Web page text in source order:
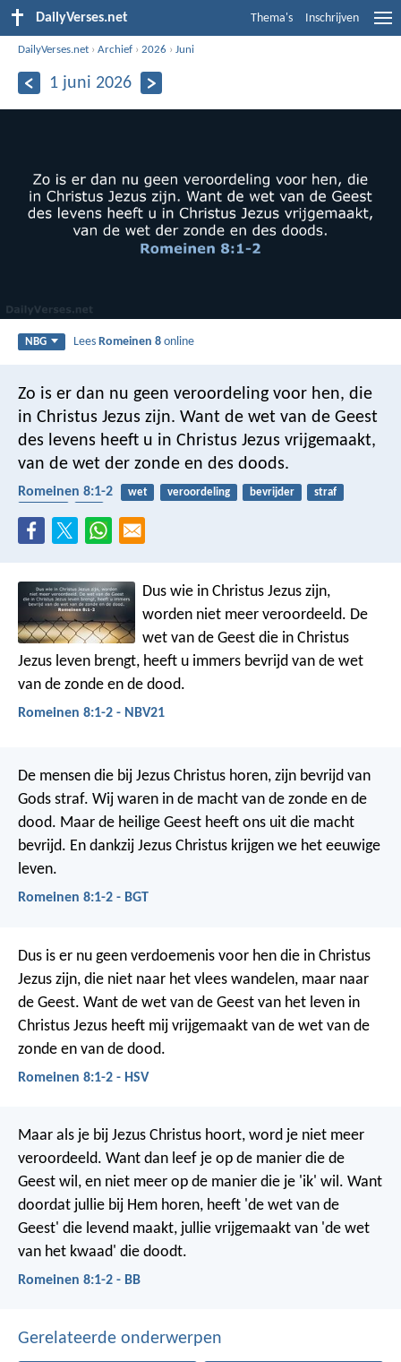
DailyVerses.net Thema's Inschrijven
DailyVerses.net ›Archief ›2026 ›Juni
1 juni 2026
NBG LeesRomeinen 8 online
Zo is er dan nu geen veroordeling voor hen, die
in Christus Jezus zijn. Want de wet van de Geest
des levens heeft u in Christus Jezus vrijgemaakt,
van de wet der zonde en des doods.
Romeinen 8:1-2 wet veroordeling bevrijder
straf
Dus wie in Christus Jezus zijn,
worden niet meer veroordeeld. De
wet van de Geest die in Christus
Jezus leven brengt, heeft u immers bevrijd van de wet
van de zonde en de dood.
Romeinen 8:1-2 - NBV21
De mensen die bij Jezus Christus horen, zijn bevrijd van
Gods straf. Wij waren in de macht van de zonde en de
dood. Maar de heilige Geest heeft ons uit die macht
bevrijd. En dankzij Jezus Christus krijgen we het eeuwige
leven.
Romeinen 8:1-2 - BGT
Dus is er nu geen verdoemenis voor hen die in Christus
Jezus zijn, die niet naar het vlees wandelen, maar naar
de Geest. Want de wet van de Geest van het leven in
Christus Jezus heeft mij vrijgemaakt van de wet van de
zonde en van de dood.
Romeinen 8:1-2 - HSV
Maar als je bij Jezus Christus hoort, word je niet meer
veroordeeld. Want dan leef je op de manier die de
Geest wil, en niet meer op de manier die je 'ik' wil. Want
doordat jullie bij Hem horen, heeft 'de wet van de
Geest' die levend maakt, jullie vrijgemaakt van 'de wet
van het kwaad' die doodt.
Romeinen 8:1-2 - BB
Gerelateerde onderwerpen